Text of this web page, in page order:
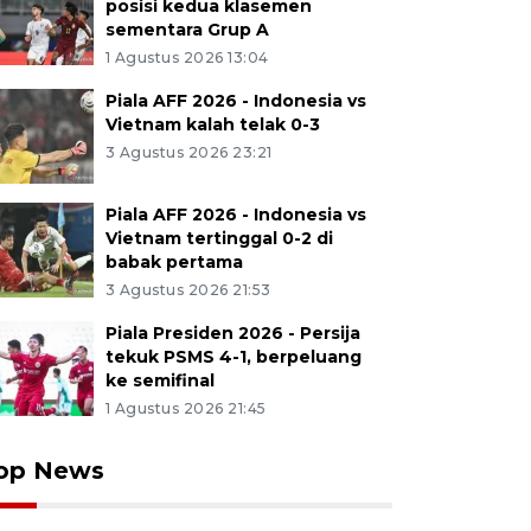
posisi kedua klasemen
sementara Grup A
1 Agustus 2026 13:04
Piala AFF 2026 - Indonesia vs
Vietnam kalah telak 0-3
3 Agustus 2026 23:21
Piala AFF 2026 - Indonesia vs
Vietnam tertinggal 0-2 di
babak pertama
3 Agustus 2026 21:53
Piala Presiden 2026 - Persija
tekuk PSMS 4-1, berpeluang
ke semifinal
1 Agustus 2026 21:45
News